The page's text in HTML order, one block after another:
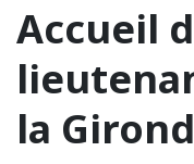
Accueil
la